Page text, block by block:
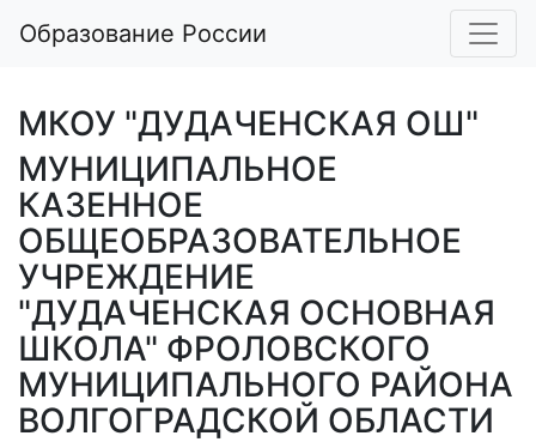
Образование России
МКОУ "ДУДАЧЕНСКАЯ ОШ"
МУНИЦИПАЛЬНОЕ
КАЗЕННОЕ
ОБЩЕОБРАЗОВАТЕЛЬНОЕ
УЧРЕЖДЕНИЕ
"ДУДАЧЕНСКАЯ ОСНОВНАЯ
ШКОЛА" ФРОЛОВСКОГО
МУНИЦИПАЛЬНОГО РАЙОНА
ВОЛГОГРАДСКОЙ ОБЛАСТИ